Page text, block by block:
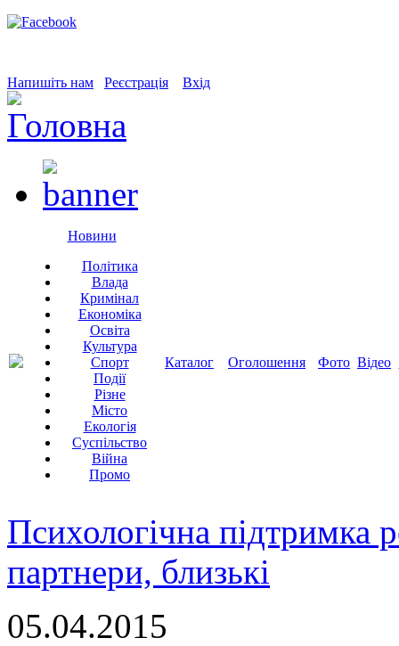
Напишіть нам Реєстрація Вхід
Новини
Політика
Влада
Кримінал
Економіка
Освіта
Культура
Спорт
Події
Різне
Місто
Екологія
Суспільство
Війна
Промо
Каталог Оголошення Фото Відео
Психологічна підтримка
партнери, близькі
05.04.2015